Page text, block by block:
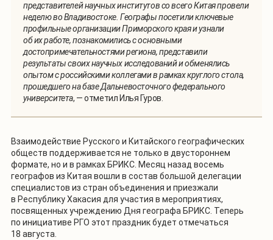
представителей научных институтов со всего Китая провели
неделю во Владивостоке. Географы посетили ключевые
профильные организации Приморского края и узнали
об их работе, познакомились с основными
достопримечательностями региона, представили
результаты своих научных исследований и обменялись
опытом с российскими коллегами в рамках круглого стола,
прошедшего на базе Дальневосточного федерального
университета, — отметил Илья Гуров.
Взаимодействие Русского и Китайского географических
обществ поддерживается не только в двустороннем
формате, но и в рамках БРИКС. Месяц назад восемь
географов из Китая вошли в состав большой делегации
специалистов из стран объединения и приезжали
в Республику Хакасия для участия в мероприятиях,
посвященных учреждению Дня географа БРИКС. Теперь
по инициативе РГО этот праздник будет отмечаться
18 августа.